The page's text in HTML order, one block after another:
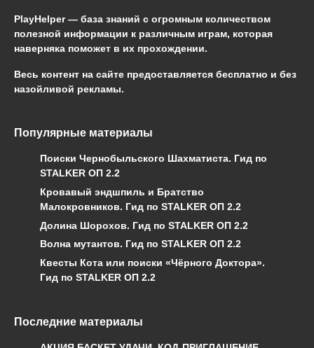
PlayHelper — база знаний с огромным количеством
полезной информации к различным играм, которая
наверняка поможет в их прохождении.
Весь контент на сайте предоставляется бесплатно и без
назойливой рекламы.
Популярные материалы
Поиски Чернобыльского Шахматиста. Гид по
STALKER ОП 2.2
Кровавый эндшпиль и Братство
Малокровников. Гид по STALKER ОП 2.2
Долина Шорохов. Гид по STALKER ОП 2.2
Волна мутантов. Гид по STALKER ОП 2.2
Квесты Кота или поиски «Чёрного Доктора».
Гид по STALKER ОП 2.2
Последние материалы